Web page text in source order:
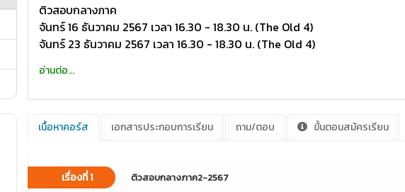
ติวสอบกลางภาค
จันทร์ 16 ธันวาคม 2567 เวลา 16.30 - 18.30 น. (The Old 4)
จันทร์ 23 ธันวาคม 2567 เวลา 16.30 - 18.30 น. (The Old 4)
อ่านต่อ...
เนื้อหาคอร์ส เอกสารประกอบการเรียน ถาม/ตอบ ขั้นตอนสมัครเรียน
เรื่องที่ 1 ติวสอบกลางภาค2-2567